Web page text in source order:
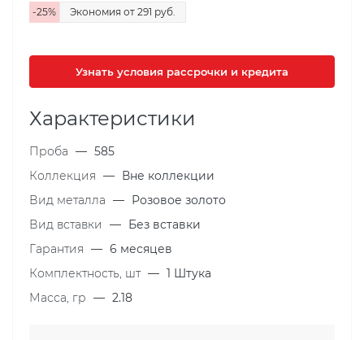
-25% Экономия от 291 руб.
Узнать условия рассрочки и кредита
Характеристики
Проба — 585
Коллекция — Вне коллекции
Вид металла — Розовое золото
Вид вставки
— Без вставки
Гарантия — 6 месяцев
Комплектность, шт — 1 Штука
Масса, гр — 2.18